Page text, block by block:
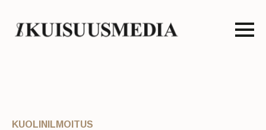
KUOLINILMOITUS